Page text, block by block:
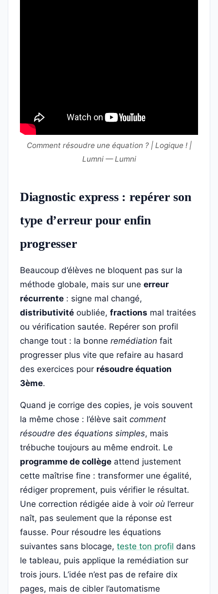
Comment résoudre une équation ? | Logique ! |
Lumni — Lumni
Diagnostic express : repérer son
type d’erreur pour enfin
progresser
Beaucoup d’élèves ne bloquent pas sur la
méthode globale, mais sur une erreur
récurrente : signe mal changé,
distributivité oubliée, fractions mal traitées
ou vérification sautée. Repérer son profil
change tout : la bonne remédiation fait
progresser plus vite que refaire au hasard
des exercices pour résoudre équation
3ème.
Quand je corrige des copies, je vois souvent
la même chose : l’élève sait comment
résoudre des équations simples, mais
trébuche toujours au même endroit. Le
programme de collège attend justement
cette maîtrise fine : transformer une égalité,
rédiger proprement, puis vérifier le résultat.
Une correction rédigée aide à voir où l’erreur
naît, pas seulement que la réponse est
fausse. Pour résoudre les équations
suivantes sans blocage, teste ton profil dans
le tableau, puis applique la remédiation sur
trois jours. L’idée n’est pas de refaire dix
pages, mais de cibler l’automatisme